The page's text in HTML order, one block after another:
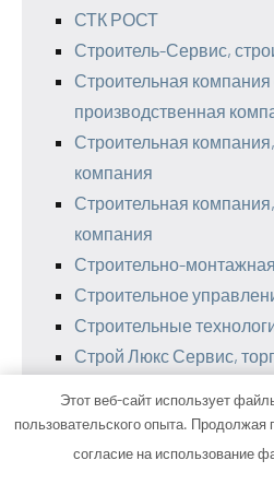
СТК РОСТ
Строитель-Сервис,
Строительная компания
производственная
Строительная
компания
Строительная
компания
Строительно-
Строительное
Строительные
Строй Люкс Сервис,
Строй Макс53,
Строй-Комфорт,
СтройГарант,
Этот веб-сайт использует
пользовательского опыта. Продолжая
согласие на использование